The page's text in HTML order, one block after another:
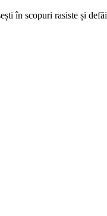
în scopuri rasiste și